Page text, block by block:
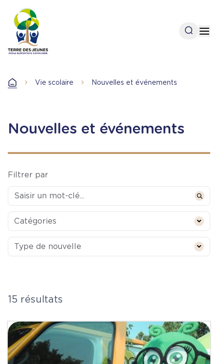
contenu
principal
Open
Accueil Vie scolaire Nouvelles et événements
Nouvelles et événements
Filtrer par
Categories
Catégories
Type de nouvelle
Type de nouvelle
15 résultats